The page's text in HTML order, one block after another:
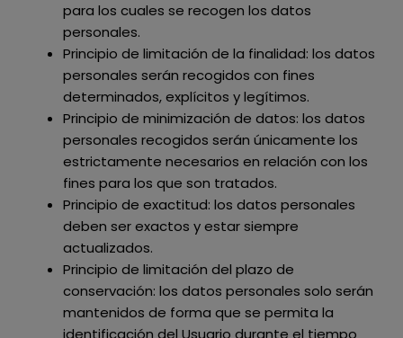
para los cuales se recogen los datos
personales.
Principio de limitación de la finalidad: los datos
personales serán recogidos con fines
determinados, explícitos y legítimos.
Principio de minimización de datos: los datos
personales recogidos serán únicamente los
estrictamente necesarios en relación con los
fines para los que son tratados.
Principio de exactitud: los datos personales
deben ser exactos y estar siempre
actualizados.
Principio de limitación del plazo de
conservación: los datos personales solo serán
mantenidos de forma que se permita la
identificación del Usuario durante el tiempo